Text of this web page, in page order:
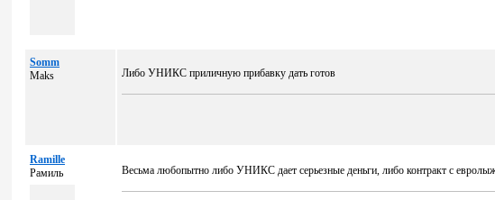
Somm
Maks
Либо УНИКС приличную прибавку дать готов
Ramille
Рамиль
Весьма любопытно либо УНИКС дает серьезные деньги, либо контракт с